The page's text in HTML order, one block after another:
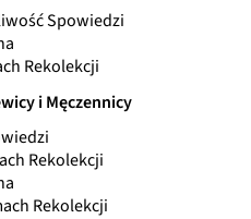
Spowiedzi
Rekolekcji
i Męczennicy
Rekolekcji
Rekolekcji